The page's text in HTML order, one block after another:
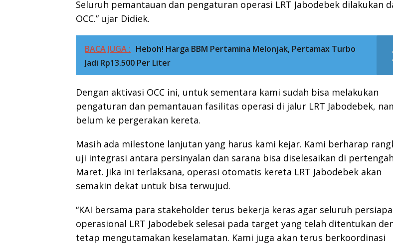
Seluruh pemantauan dan pengaturan operasi LRT Jabodebek dilakukan
OCC.” ujar Didiek.
BACA JUGA : Heboh! Harga BBM Pertamina Melonjak, Pertamax Turbo
Jadi Rp13.500 Per Liter
Dengan aktivasi OCC ini, untuk sementara kami sudah bisa melakukan
pengaturan dan pemantauan fasilitas operasi di jalur LRT Jabodebek,
belum ke pergerakan kereta.
Masih ada milestone lanjutan yang harus kami kejar. Kami berharap
uji integrasi antara persinyalan dan sarana bisa diselesaikan di
Maret. Jika ini terlaksana, operasi otomatis kereta LRT Jabodebek akan
semakin dekat untuk bisa terwujud.
“KAI bersama para stakeholder terus bekerja keras agar seluruh
operasional LRT Jabodebek selesai pada target yang telah ditentukan
tetap mengutamakan keselamatan. Kami juga akan terus berkoordinasi